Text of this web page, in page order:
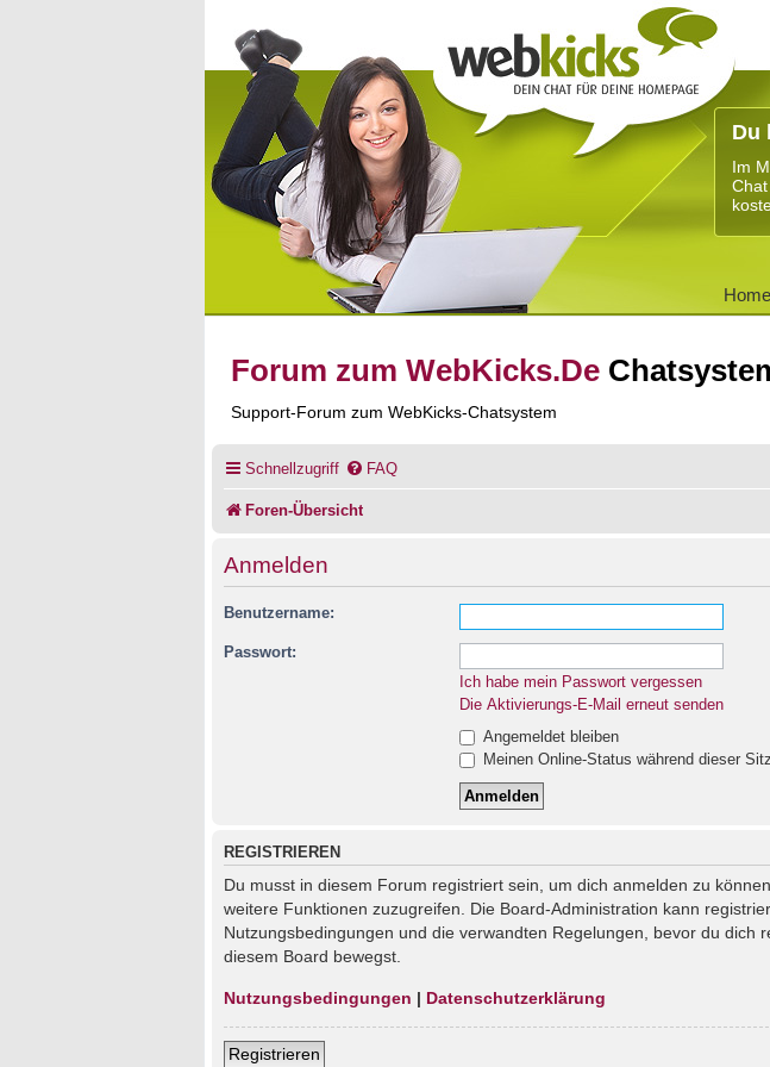
Du
Im
Home
Forum zum WebKicks.De
Support-Forum zum WebKicks-Chatsystem
Schnellzugriff FAQ
Foren-Übersicht
Anmelden
Benutzername:
Passwort:
Ich habe mein Passwort vergessen
Die Aktivierungs-E-Mail erneut senden
Angemeldet bleiben
Meinen Online-Status während dieser
REGISTRIEREN
Du musst in diesem Forum registriert sein, um dich anmelden zu
weitere Funktionen zuzugreifen. Die Board-Administration kann
Nutzungsbedingungen und die verwandten Regelungen, bevor du
diesem Board bewegst.
Nutzungsbedingungen | Datenschutzerklärung
Registrieren